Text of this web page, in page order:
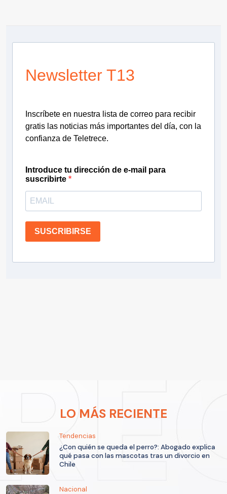
Newsletter T13
Inscríbete en nuestra lista de correo para recibir
gratis las noticias más importantes del día, con la
confianza de Teletrece.
Introduce tu dirección de e-mail para
suscribirte
SUSCRIBIRSE
LO MÁS RECIENTE
Tendencias
¿Con quién se queda el perro?: Abogado explica
qué pasa con las mascotas tras un divorcio en
Chile
Nacional